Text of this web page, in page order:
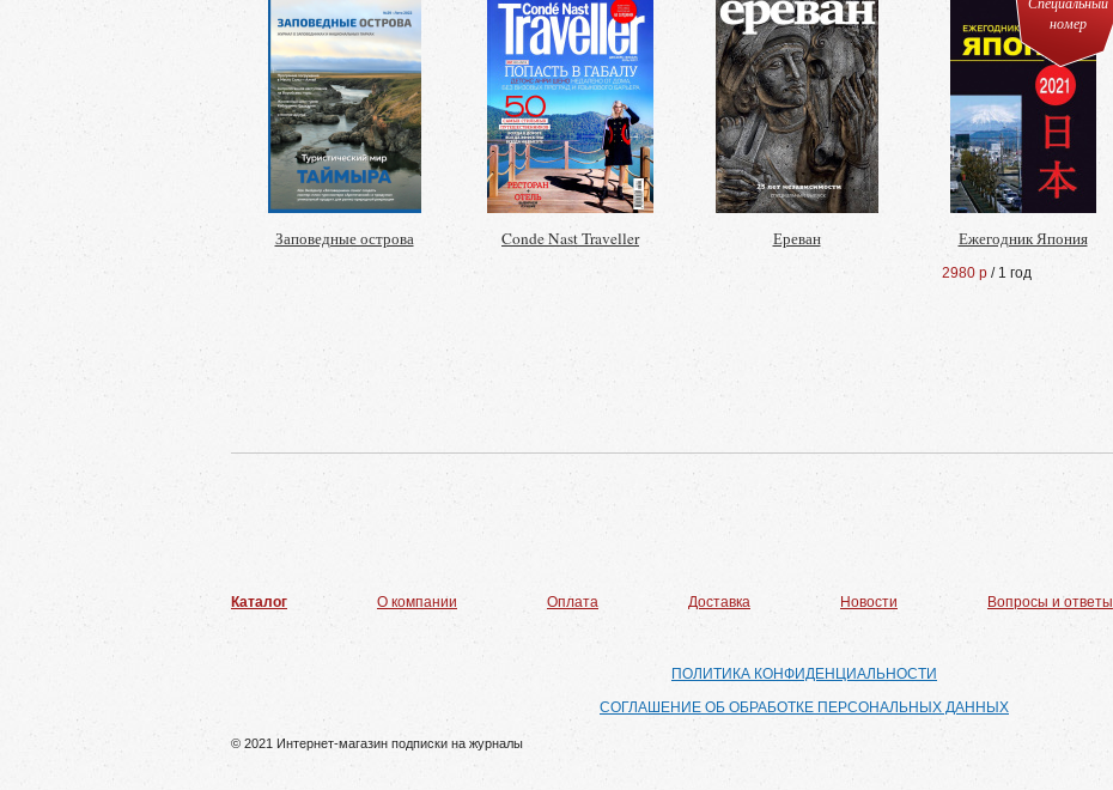
Заповедные острова Conde Nast Traveller Ереван
номер
Ежегодник Япония
2980 р / 1 год
Каталог О компании Оплата Доставка Новости Вопросы и ответы
ПОЛИТИКА КОНФИДЕНЦИАЛЬНОСТИ
СОГЛАШЕНИЕ ОБ ОБРАБОТКЕ ПЕРСОНАЛЬНЫХ ДАННЫХ
© 2021 Интернет-магазин подписки на журналы